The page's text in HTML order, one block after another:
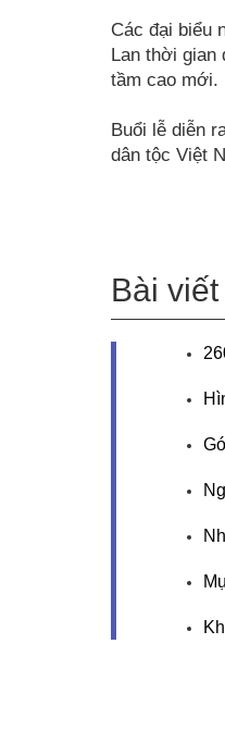
Các đại biểu
Lan thời gian
tầm cao mới.
Buổi lễ diễn
dân tộc Việt
Bài